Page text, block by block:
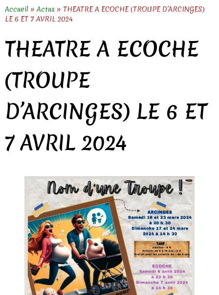
Accueil » Actus » THEATRE A ECOCHE (TROUPE D’ARCINGES)
LE 6 ET 7 AVRIL 2024
THEATRE A ECOCHE
(TROUPE
D’ARCINGES) LE 6 ET
7 AVRIL 2024